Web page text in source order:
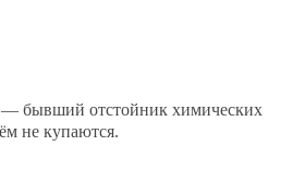
бывший отстойник химических
не купаются.